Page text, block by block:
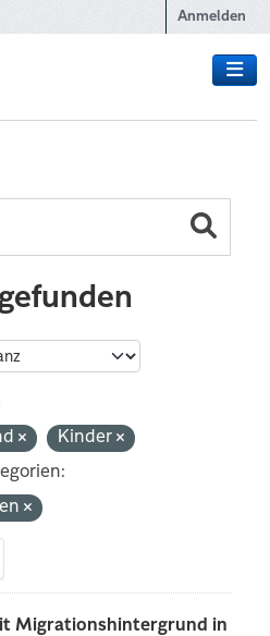
Anmelden
Kinder
Migrationshintergrund in